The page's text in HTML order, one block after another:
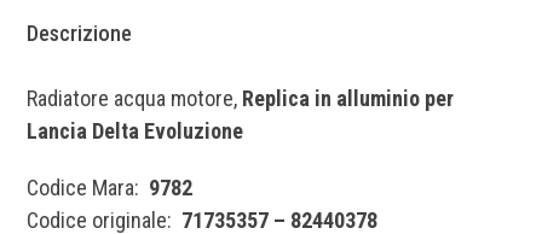
Descrizione
Radiatore acqua motore, Replica in alluminio per
Lancia Delta Evoluzione
Codice Mara: 9782
Codice originale: 71735357 – 82440378